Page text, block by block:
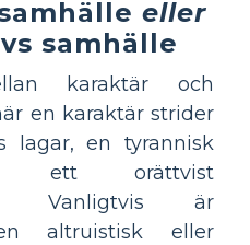
eller
samhälle
karaktär och
en karaktär strider
lagar, en tyrannisk
ett orättvist
Vanligtvis är
altruistisk eller